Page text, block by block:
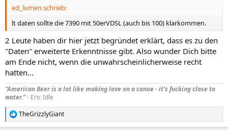
ed_lumen schrieb:
lt daten sollte die 7390 mit 50erVDSL (auch bis 100) klarkommen.
2 Leute haben dir hier jetzt begründet erklärt, dass es zu den
"Daten" erweiterte Erkenntnisse gibt. Also wunder Dich bitte
am Ende nicht, wenn die unwahrscheinlicherweise recht
hatten...
"American Beer is a lot like making love on a canoe - it's fucking close to
water."- Eric Idle
R
e
TheGrizzlyGiant